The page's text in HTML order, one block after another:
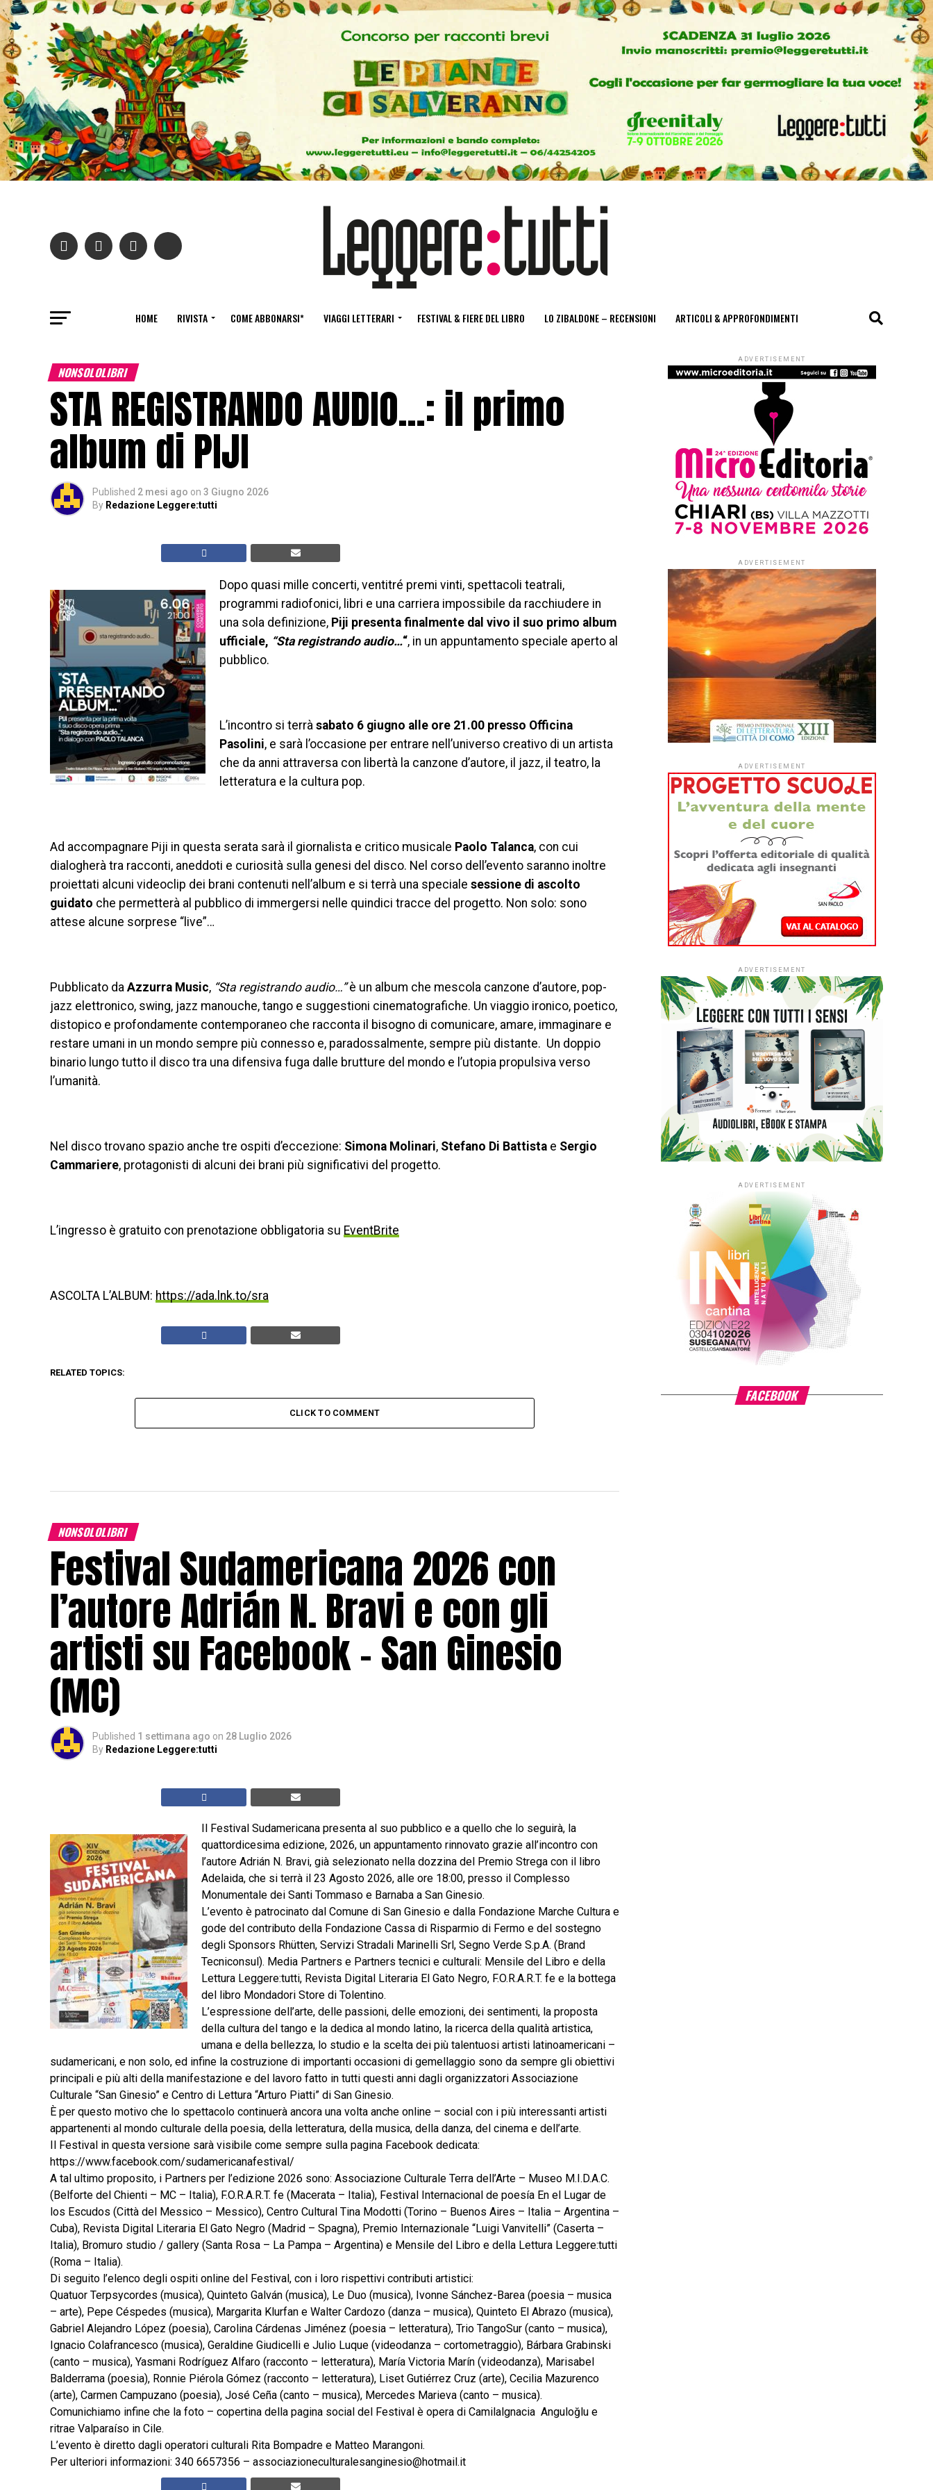
HOME RIVISTA COME ABBONARSI* VIAGGI LETTERARI FESTIVAL & FIERE DEL LIBRO LO ZIBALDONE – RECENSIONI ARTICOLI & APPROFONDIMENTI
NONSOLOLIBRI
STA REGISTRANDO AUDIO…: il primo
album di PIJI
Published 2 mesi ago on 3 Giugno 2026
By Redazione Leggere:tutti
Dopo quasi mille concerti, ventitré premi vinti, spettacoli teatrali,
programmi radiofonici, libri e una carriera impossibile da racchiudere in
una sola definizione, Piji presenta finalmente dal vivo il suo primo album
ufficiale, “Sta registrando audio…“, in un appuntamento speciale aperto al
pubblico.
L’incontro si terrà sabato 6 giugno alle ore 21.00 presso Officina
Pasolini, e sarà l’occasione per entrare nell’universo creativo di un artista
che da anni attraversa con libertà la canzone d’autore, il jazz, il teatro, la
letteratura e la cultura pop.
Ad accompagnare Piji in questa serata sarà il giornalista e critico musicale Paolo Talanca, con cui
dialogherà tra racconti, aneddoti e curiosità sulla genesi del disco. Nel corso dell’evento saranno inoltre
proiettati alcuni videoclip dei brani contenuti nell’album e si terrà una speciale sessione di ascolto
guidato che permetterà al pubblico di immergersi nelle quindici tracce del progetto. Non solo: sono
attese alcune sorprese “live”…
Pubblicato da Azzurra Music, “Sta registrando audio…”è un album che mescola canzone d’autore, pop-
jazz elettronico, swing, jazz manouche, tango e suggestioni cinematografiche. Un viaggio ironico, poetico,
distopico e profondamente contemporaneo che racconta il bisogno di comunicare, amare, immaginare e
restare umani in un mondo sempre più connesso e, paradossalmente, sempre più distante. Un doppio
binario lungo tutto il disco tra una difensiva fuga dalle brutture del mondo e l’utopia propulsiva verso
l’umanità.
Nel disco trovano spazio anche tre ospiti d’eccezione: Simona Molinari, Stefano Di Battista e Sergio
Cammariere, protagonisti di alcuni dei brani più significativi del progetto.
L’ingresso è gratuito con prenotazione obbligatoria su EventBrite
ASCOLTA L’ALBUM: https://ada.lnk.to/sra
RELATED TOPICS:
CLICK TO COMMENT
NONSOLOLIBRI
Festival Sudamericana 2026 con
l’autore Adrián N. Bravi e con gli
artisti su Facebook – San Ginesio
(MC)
Published 1 settimana ago on 28 Luglio 2026
By Redazione Leggere:tutti
Il Festival Sudamericana presenta al suo pubblico e a quello che lo seguirà, la
quattordicesima edizione, 2026, un appuntamento rinnovato grazie all’incontro con
l’autore Adrián N. Bravi, già selezionato nella dozzina del Premio Strega con il libro
Adelaida, che si terrà il 23 Agosto 2026, alle ore 18:00, presso il Complesso
Monumentale dei Santi Tommaso e Barnaba a San Ginesio.
L’evento è patrocinato dal Comune di San Ginesio e dalla Fondazione Marche Cultura e
gode del contributo della Fondazione Cassa di Risparmio di Fermo e del sostegno
degli Sponsors Rhütten, Servizi Stradali Marinelli Srl, Segno Verde S.p.A. (Brand
Tecniconsul). Media Partners e Partners tecnici e culturali: Mensile del Libro e della
Lettura Leggere:tutti, Revista Digital Literaria El Gato Negro, F.O.R.A.R.T. fe e la bottega
del libro Mondadori Store di Tolentino.
L’espressione dell’arte, delle passioni, delle emozioni, dei sentimenti, la proposta
della cultura del tango e la dedica al mondo latino, la ricerca della qualità artistica,
umana e della bellezza, lo studio e la scelta dei più talentuosi artisti latinoamericani –
sudamericani, e non solo, ed infine la costruzione di importanti occasioni di gemellaggio sono da sempre gli obiettivi
principali e più alti della manifestazione e del lavoro fatto in tutti questi anni dagli organizzatori Associazione
Culturale “San Ginesio” e Centro di Lettura “Arturo Piatti” di San Ginesio.
È per questo motivo che lo spettacolo continuerà ancora una volta anche online – social con i più interessanti artisti
appartenenti al mondo culturale della poesia, della letteratura, della musica, della danza, del cinema e dell’arte.
Il Festival in questa versione sarà visibile come sempre sulla pagina Facebook dedicata:
https://www.facebook.com/sudamericanafestival/
A tal ultimo proposito, i Partners per l’edizione 2026 sono: Associazione Culturale Terra dell’Arte – Museo M.I.D.A.C.
(Belforte del Chienti – MC – Italia), F.O.R.A.R.T. fe (Macerata – Italia), Festival Internacional de poesía En el Lugar de
los Escudos (Città del Messico – Messico), Centro Cultural Tina Modotti (Torino – Buenos Aires – Italia – Argentina –
Cuba), Revista Digital Literaria El Gato Negro (Madrid – Spagna), Premio Internazionale “Luigi Vanvitelli” (Caserta –
Italia), Bromuro studio / gallery (Santa Rosa – La Pampa – Argentina) e Mensile del Libro e della Lettura Leggere:tutti
(Roma – Italia).
Di seguito l’elenco degli ospiti online del Festival, con i loro rispettivi contributi artistici:
Quatuor Terpsycordes (musica), Quinteto Galván (musica), Le Duo (musica), Ivonne Sánchez-Barea (poesia – musica
– arte), Pepe Céspedes (musica), Margarita Klurfan e Walter Cardozo (danza – musica), Quinteto El Abrazo (musica),
Gabriel Alejandro López (poesia), Carolina Cárdenas Jiménez (poesia – letteratura), Trio TangoSur (canto – musica),
Ignacio Colafrancesco (musica), Geraldine Giudicelli e Julio Luque (videodanza – cortometraggio), Bárbara Grabinski
(canto – musica), Yasmani Rodríguez Alfaro (racconto – letteratura), María Victoria Marín (videodanza), Marisabel
Balderrama (poesia), Ronnie Piérola Gómez (racconto – letteratura), Liset Gutiérrez Cruz (arte), Cecilia Mazurenco
(arte), Carmen Campuzano (poesia), José Ceña (canto – musica), Mercedes Marieva (canto – musica).
Comunichiamo infine che la foto – copertina della pagina social del Festival è opera di Camilalgnacia Anguloğlu e
ritrae Valparaíso in Cile.
L’evento è diretto dagli operatori culturali Rita Bompadre e Matteo Marangoni.
Per ulteriori informazioni: 340 6657356 – associazioneculturalesanginesio@hotmail.it
ADVERTISEMENT
ADVERTISEMENT
ADVERTISEMENT
ADVERTISEMENT
ADVERTISEMENT
FACEBOOK